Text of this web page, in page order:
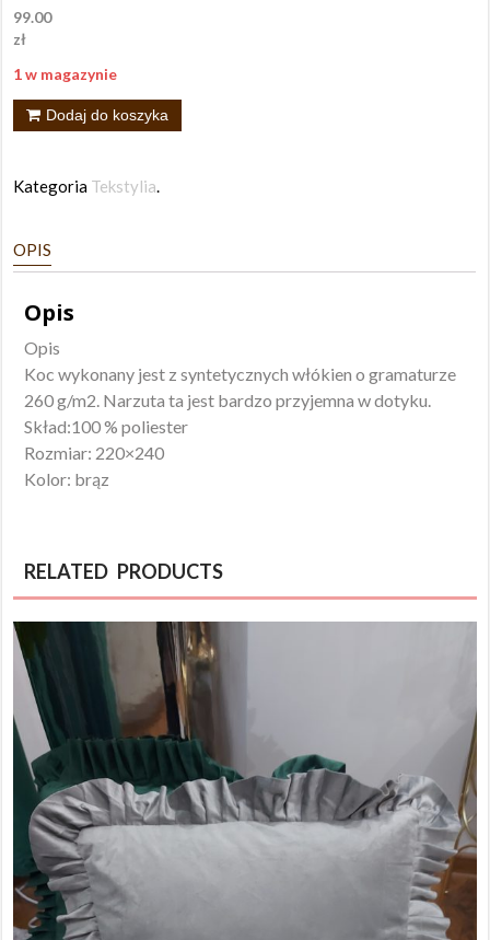
99.00
zł
1 w magazynie
ilość
220x240
Dodaj do koszyka
Kategoria Tekstylia.
OPIS
Opis
Opis
Koc wykonany jest z syntetycznych włókien o gramaturze
260 g/m2. Narzuta ta jest bardzo przyjemna w dotyku.
Skład:100 % poliester
Rozmiar: 220×240
Kolor: brąz
RELATED PRODUCTS